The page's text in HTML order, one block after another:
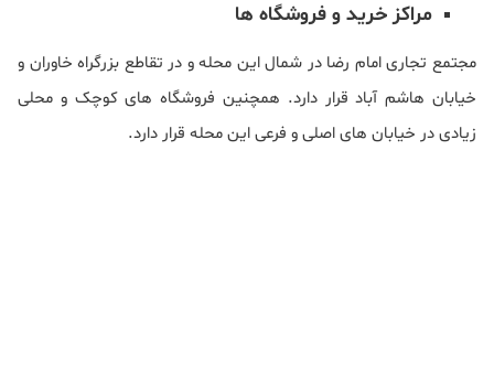
مراکز خرید و فروشگاه ها
مجتمع تجاری امام رضا در شمال این محله و در تقاطع بزرگراه خاوران و
خیابان هاشم آباد قرار دارد. همچنین فروشگاه های کوچک و محلی
زیادی در خیابان های اصلی و فرعی این محله قرار دارد.